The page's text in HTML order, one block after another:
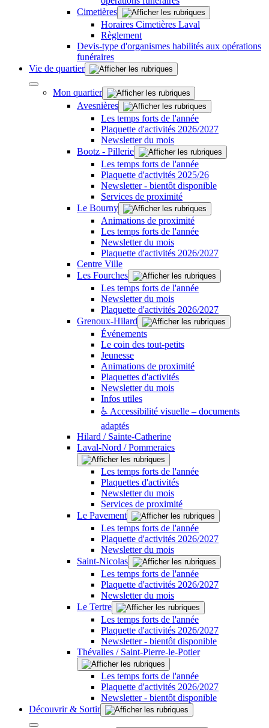
Cimetières
Horaires Cimetières Laval
Règlement
Devis-type d'organismes habilités aux opérations
funéraires
Vie de quartier
Mon quartier
Avesnières
Les temps forts de l'année
Plaquette d'activités 2026/2027
Newsletter du mois
Bootz - Pillerie
Les temps forts de l'année
Plaquette d'activités 2025/26
Newsletter - bientôt disponible
Services de proximité
Le Bourny
Animations de proximité
Les temps forts de l'année
Newsletter du mois
Plaquette d'activités 2026/2027
Centre Ville
Les Fourches
Les temps forts de l'année
Newsletter du mois
Plaquette d'activités 2026/2027
Grenoux-Hilard
Événements
Le coin des tout-petits
Jeunesse
Animations de proximité
Plaquettes d'activités
Newsletter du mois
Infos utiles
♿ Accessibilité visuelle – documents
adaptés
Hilard / Sainte-Catherine
Laval-Nord / Pommeraies
Les temps forts de l'année
Plaquettes d'activités
Newsletter du mois
Services de proximité
Le Pavement
Les temps forts de l'année
Plaquette d'activités 2026/2027
Newsletter du mois
Saint-Nicolas
Les temps forts de l'année
Plaquette d'activités 2026/2027
Newsletter du mois
Le Tertre
Les temps forts de l'année
Plaquette d'activités 2026/2027
Newsletter - bientôt disponible
Thévalles / Saint-Pierre-le-Potier
Les temps forts de l'année
Plaquette d'activités 2026/2027
Newsletter - bientôt disponible
Découvrir & Sortir